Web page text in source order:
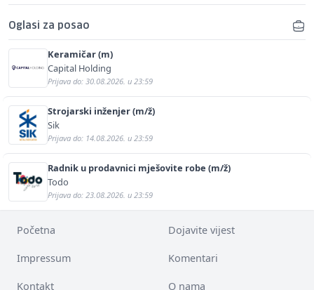
Oglasi za posao
Keramičar (m)
Capital Holding
Prijava do: 30.08.2026. u 23:59
Strojarski inženjer (m/ž)
Sik
Prijava do: 14.08.2026. u 23:59
Radnik u prodavnici mješovite robe (m/ž)
Todo
Prijava do: 23.08.2026. u 23:59
Početna Dojavite vijest
Impressum Komentari
Kontakt O nama